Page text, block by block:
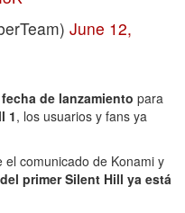
June 12,
de lanzamiento para
1, los usuarios y fans ya
comunicado de Konami y
primer Silent Hill ya está